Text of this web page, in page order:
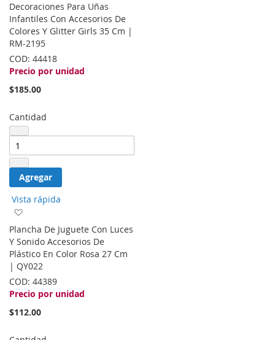
la
lista
de
deseos
Decoraciones Para Uñas
Infantiles Con Accesorios De
Colores Y Glitter Girls 35 Cm |
RM-2195
COD: 44418
Precio por unidad
$185.00
Cantidad
Agregar
Vista rápida
la
lista
de
deseos
Plancha De Juguete Con Luces
Y Sonido Accesorios De
Plástico En Color Rosa 27 Cm
| QY022
COD: 44389
Precio por unidad
$112.00